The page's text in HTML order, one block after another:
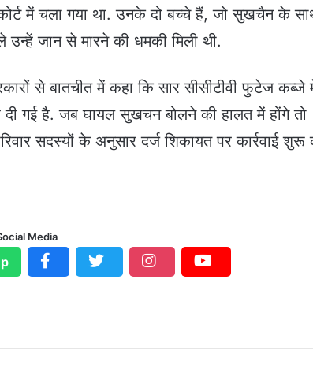
में चला गया था. उनके दो बच्चे हैं, जो सुखचैन के
उन्हें जान से मारने की धमकी मिली थी.
से बातचीत में कहा कि सार सीसीटीवी फुटेज
गई है. जब घायल सुखचन बोलने की हालत में होंगे तो
सदस्यों के अनुसार दर्ज शिकायत पर कार्रवाई शुरू
Media